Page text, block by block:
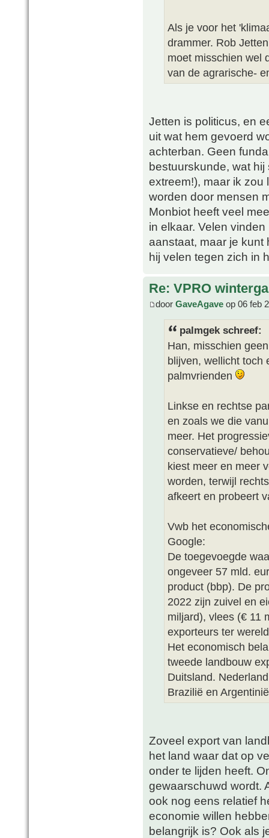
Als je voor het
drammer. Rob
moet misschien wel
van de agrarische-
Jetten is politicus, en
uit wat hem gevoerd
achterban. Geen
bestuurskunde, wat
extreem!), maar ik
worden door mensen
Monbiot heeft veel
in elkaar. Velen
aanstaat, maar je kunt
hij velen tegen zich in
Re: VPRO
door GaveAgave op 06 feb
palmgek schreef:
Han, misschien
blijven, wellicht toch
palmvrienden
Linkse en rechtse
en zoals we die
meer. Het
conservatieve/
kiest meer en meer
worden, terwijl
afkeert en probeert
Vwb het
Google:
De toegevoegde
ongeveer 57 mld.
product (bbp). De
2022 zijn zuivel en
miljard), vlees (€ 11
exporteurs ter
Het economisch
tweede landbouw
Duitsland.
Brazilië en Argentinië
Zoveel export van
het land waar dat op
onder te lijden heeft.
gewaarschuwd wordt.
ook nog eens relatief
economie willen
belangrijk is? Ook als